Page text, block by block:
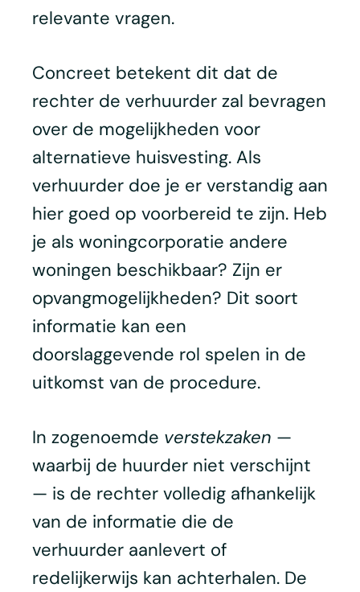
relevante vragen.
Concreet betekent dit dat de
rechter de verhuurder zal bevragen
over de mogelijkheden voor
alternatieve huisvesting. Als
verhuurder doe je er verstandig aan
hier goed op voorbereid te zijn. Heb
je als woningcorporatie andere
woningen beschikbaar? Zijn er
opvangmogelijkheden? Dit soort
informatie kan een
doorslaggevende rol spelen in de
uitkomst van de procedure.
In zogenoemde verstekzaken —
waarbij de huurder niet verschijnt
— is de rechter volledig afhankelijk
van de informatie die de
verhuurder aanlevert of
redelijkerwijs kan achterhalen. De